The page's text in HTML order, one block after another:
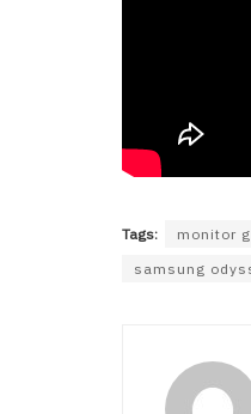
Tags: monitor
samsung